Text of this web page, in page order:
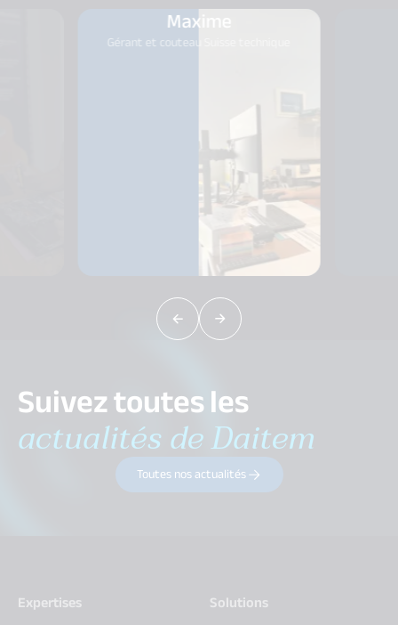
Maxime
Gérant et couteau Suisse technique
Suivez toutes les
actualités de Daitem
Toutes nos actualités
Expertises
Solutions